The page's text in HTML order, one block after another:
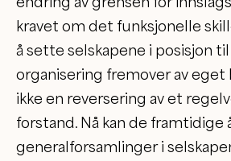
kravet om det funksjonelle
å sette selskapene i posisjon
organisering fremover av eget
ikke en reversering av et
forstand. Nå kan de framtidige
generalforsamlinger i